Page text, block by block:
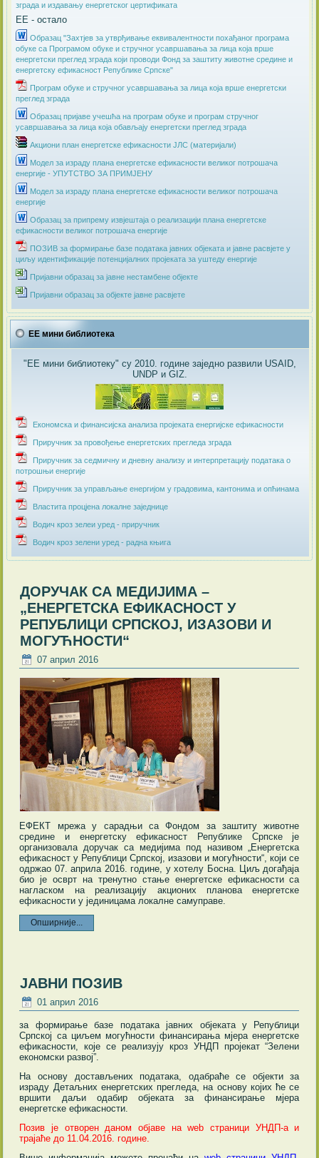
зграда и издавању енергетског цертификата
ЕЕ - остало
Образац "Захтјев за утврђивање еквивалентности похађаног програма
обуке са Програмом обуке и стручног усавршавања за лица која врше
енергетски преглед зграда који проводи Фонд за заштиту животне средине и
енергетску ефикасност Републике Српске"
Програм обуке и стручног усавршавања за лица која врше енергетски
преглед зграда
Образац пријаве учешћа на програм обуке и програм стручног
усавршавања за лица која обављају енергетски преглед зграда
Акциони план енергетске ефикасности ЈЛС (материјали)
​Модел за израду плана енергетске ефикасности великог потрошача
енергије - УПУТСТВО ЗА ПРИМЈЕНУ
Модел за израду плана енергетске ефикасности великог потрошача
енергије
Образац за припрему извјештаја о реализацији плана енергетске
ефикасности великог потрошача енергије
ПОЗИВ за формирање базе података јавних објеката и јавне расвјете у
циљу идентификације потенцијалних пројеката за уштеду енергије
Пријавни образац за јавне нестамбене објекте
Пријавни образац за објекте јавне расвјете
ЕЕ мини библиотека
"ЕЕ мини библиотеку" су 2010. године заједно развили USAID,
UNDP и GIZ.
Економска и финансијска анализа пројеката енергијске ефикасности
Приручник за провођење енергетских прегледа зграда
Приручник за седмичну и дневну анализу и интерпретацију података о
потрошњи енергије
Приручник за управљање енергијом у градовима, кантонима и опћинама
Властита процјена локалне заједнице
Водич кроз зелеи уред - приручник
Водич кроз зелени уред - радна књига
ДОРУЧАК СА МЕДИЈИМА –
„ЕНЕРГЕТСКА ЕФИКАСНОСТ У
РЕПУБЛИЦИ СРПСКОЈ, ИЗАЗОВИ И
МОГУЋНОСТИ“
07 април 2016
ЕФЕКТ мрежа у сарадњи са Фондом за заштиту животне
средине и енергетску ефикасност Републике Српске је
организовала доручак са медијима под називом „Енергетска
ефикасност у Републици Српској, изазови и могућности“, који се
одржао 07. априла 2016. године, у хотелу Босна. Циљ догађаја
био је осврт на тренутно стање енергетске ефикасности са
нагласком на реализацију акционих планова енергетске
ефикасности у јединицама локалне самуправе.
Опширније...
ЈАВНИ ПОЗИВ
01 април 2016
за формирање базе података јавних објеката у Републици
Српској са циљем могућности финансирања мјера енергетске
ефикасности, које се реализују кроз УНДП пројекат “Зелени
економски развој”.
На основу достављених података, одабраће се објекти за
израду Детаљних енергетских прегледа, на основу којих ће се
вршити даљи одабир објеката за финансирање мјера
енергетске ефикасности.
Позив је отворен даном објаве на web страници УНДП-а и
трајаће до 11.04.2016. године.